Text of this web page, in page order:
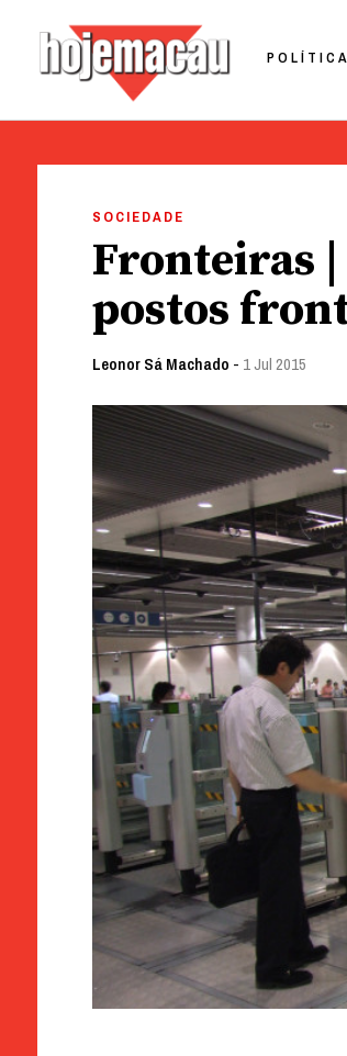
POLÍTICA
SOCIEDADE
Fronteiras
postos
Leonor Sá Machado - 1 Jul 2015